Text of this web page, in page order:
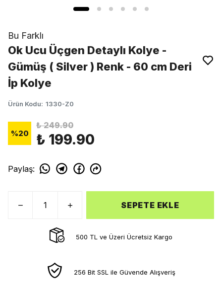
Bu Farklı
Ok Ucu Üçgen Detaylı Kolye -
Gümüş ( Silver ) Renk - 60 cm Deri
İp Kolye
Ürün Kodu: 1330-Z0
%20
₺ 249.90
₺ 199.90
Paylaş:
SEPETE EKLE
500 TL ve Üzeri Ücretsiz Kargo
256 Bit SSL ile Güvende Alışveriş